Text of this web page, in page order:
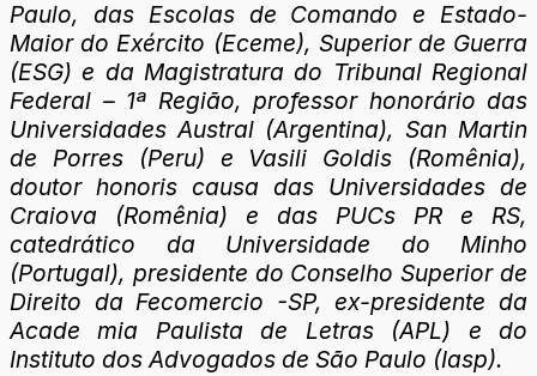
Paulo, das Escolas de Comando e Estado-
Maior do Exército (Eceme), Superior de Guerra
(ESG) e da Magistratura do Tribunal Regional
Federal – 1ª Região, professor honorário das
Universidades Austral (Argentina), San Martin
de Porres (Peru) e Vasili Goldis (Romênia),
doutor honoris causa das Universidades de
Craiova (Romênia) e das PUCs PR e RS,
catedrático da Universidade do Minho
(Portugal), presidente do Conselho Superior de
Direito da Fecomercio -SP, ex-presidente da
Acade mia Paulista de Letras (APL) e do
Instituto dos Advogados de São Paulo (Iasp).